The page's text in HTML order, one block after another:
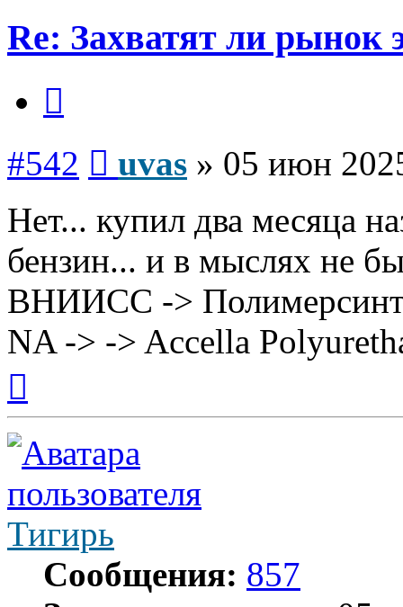
Re: Захватят ли рынок
#542 uvas » 05 июн
Нет... купил два месяца
бензин... и в мыслях не
ВНИИСС ->
NA -> -> Accella
началу
Тигирь
Сообщения: 857